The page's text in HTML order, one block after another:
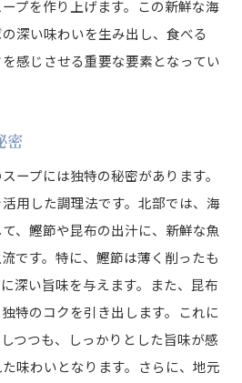
地域交流
化的意義
らの変遷
受けた調理法
る発展の経緯
もたらす味わい
がれる伝統
沖縄そばのユニークな楽しみ方
る地元の味
プを作り上げます。この新鮮な海
深い味わいを生み出し、食べる
感じさせる重要な要素となってい
密
ープには独特の秘密があります。
用した調理法です。北部では、海
、鰹節や昆布の出汁に、新鮮な魚
です。特に、鰹節は薄く削ったも
深い旨味を与えます。また、昆布
特のコクを引き出します。これに
つつも、しっかりとした旨味が感
味わいとなります。さらに、地元